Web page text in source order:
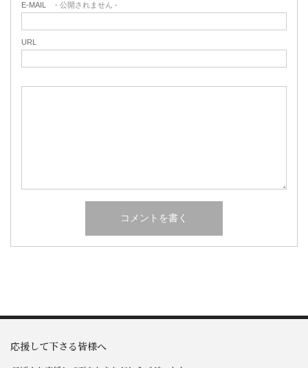
E-MAIL - 公開されません -
URL
応援して下さる皆様へ